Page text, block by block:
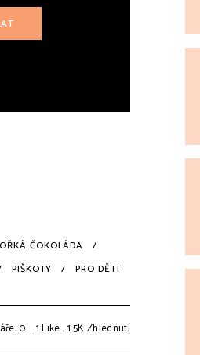
ČOKOLÁDA
PIŠKOTY PRO DĚTI
0 1 Like 1.5KZhlédnutí